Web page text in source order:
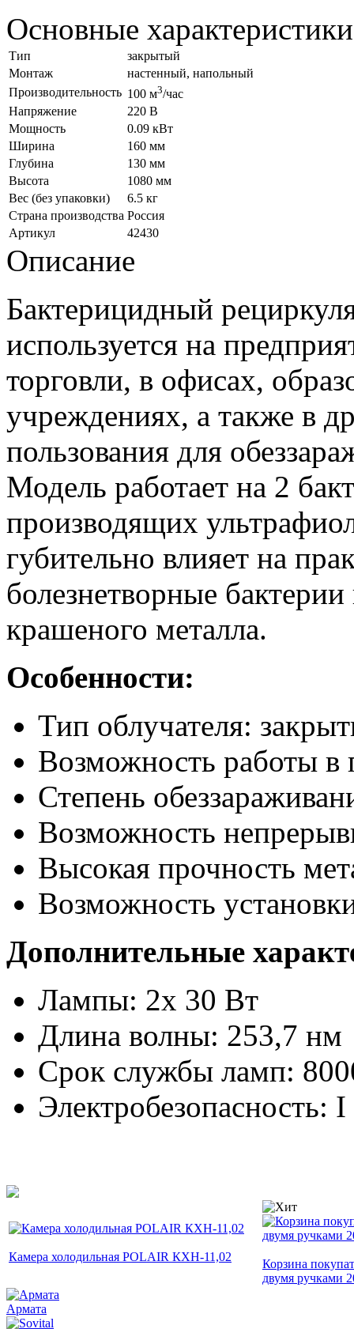
Основные характеристики
Тип
закрытый
Монтаж
настенный, напольный
Производительность 100 м​3/час
Напряжение
220 В
Мощность
0.09 кВт
Ширина
160 мм
Глубина
130 мм
Высота
1080 мм
Вес (без упаковки)
6.5 кг
Страна производства Россия
Артикул
42430
Описание
Бактерицидный
используется на
торговли, в офисах,
учреждениях, а также в
пользования для
Модель работает на 2
производящих
губительно влияет на
болезнетворные
крашеного металла.
Особенности:
Тип облучателя:
Возможность работы в
Степень
Возможность
Высокая прочность
Возможность
Дополнительные
Лампы: 2х 30 Вт
Длина волны: 253,7 нм
Срок службы ламп:
Электробезопасность: I
Камера холодильная POLAIR КХН-11,02
Корзина
двумя ручками
Армата